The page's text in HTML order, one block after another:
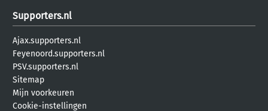
Supporters.nl
Ajax.supporters.nl
Feyenoord.supporters.nl
PSV.supporters.nl
Sitemap
Mijn voorkeuren
Cookie-instellingen